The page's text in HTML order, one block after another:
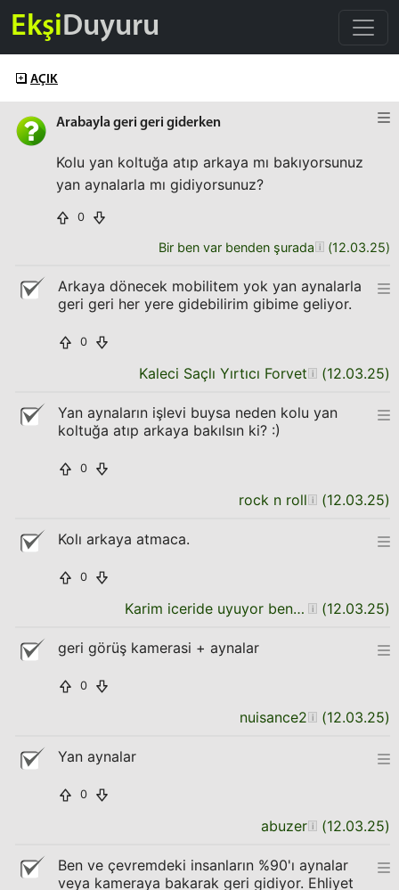
EkşiDuyuru
AÇIK
Arabayla geri geri giderken
Kolu yan koltuğa atıp arkaya mı bakıyorsunuz
yan aynalarla mı gidiyorsunuz?
0
Bir ben var benden şurada (12.03.25)
Arkaya dönecek mobilitem yok yan aynalarla
geri geri her yere gidebilirim gibime geliyor.
0
Kaleci Saçlı Yırtıcı Forvet (12.03.25)
Yan aynaların işlevi buysa neden kolu yan
koltuğa atıp arkaya bakılsın ki? :)
0
rock n roll (12.03.25)
Kolı arkaya atmaca.
0
Karim iceride uyuyor ben seni dusunuyorum (12.03.25)
geri görüş kamerasi + aynalar
0
nuisance2 (12.03.25)
Yan aynalar
0
abuzer (12.03.25)
Ben ve çevremdeki insanların %90'ı aynalar
veya kameraya bakarak geri gidiyor. Ehliyet